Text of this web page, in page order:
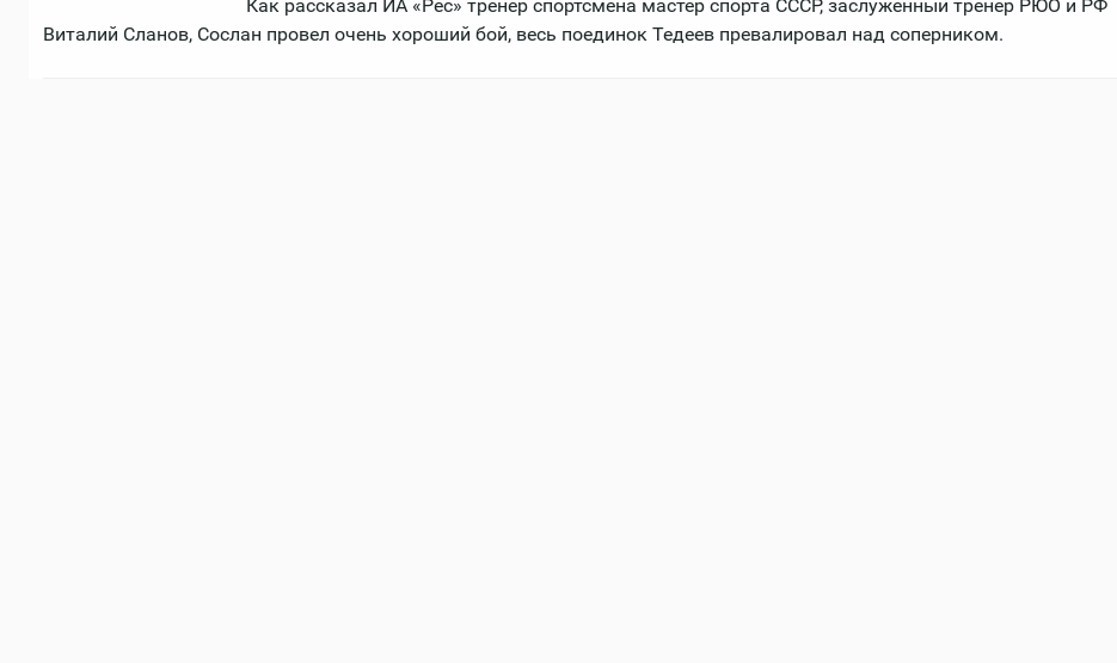
Как рассказал ИА «Рес» тренер спортсмена мастер спорта СССР, заслуженный тренер РЮО и РФ
Виталий Сланов, Сослан провел очень хороший бой, весь поединок Тедеев превалировал над соперником.